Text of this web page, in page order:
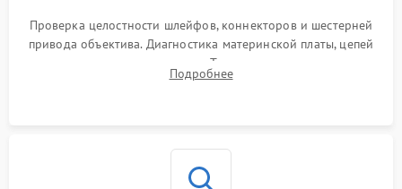
Проверка целостности шлейфов, коннекторов и шестерней
привода объектива. Диагностика материнской платы, цепей
питания и картоприемника. Тестирование механизма
затвора и блока внутрикамерной стабилизации.
Подробнее